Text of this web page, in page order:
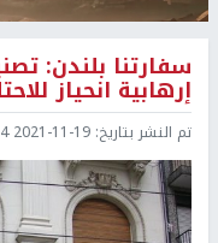
سفارتنا بلندن:
إرهابية انحياز
تم النشر بتاريخ: 2021-11-19 22:34